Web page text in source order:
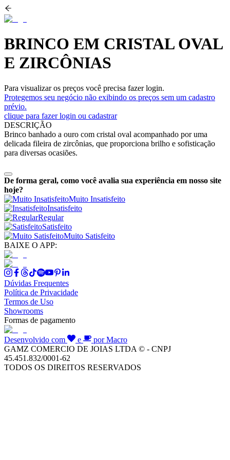
BRINCO EM CRISTAL OVAL
E ZIRCÔNIAS
Para visualizar os preços você precisa fazer login.
Protegemos seu negócio não exibindo os preços sem um cadastro
prévio.
clique para fazer login ou cadastrar
DESCRIÇÃO
Brinco banhado a ouro com cristal oval acompanhado por uma
delicada fileira de zircônias, que proporciona brilho e sofisticação
para diversas ocasiões.
De forma geral, como você avalia sua experiência em nosso site
hoje?
Muito Insatisfeito
Insatisfeito
Regular
Satisfeito
Muito Satisfeito
BAIXE O APP:
Dúvidas Frequentes
Política de Privacidade
Termos de Uso
Showrooms
Formas de pagamento
Desenvolvido com e
por Macro
GAMZ COMERCIO DE JOIAS LTDA © - CNPJ
45.451.832/0001-62
TODOS OS DIREITOS RESERVADOS